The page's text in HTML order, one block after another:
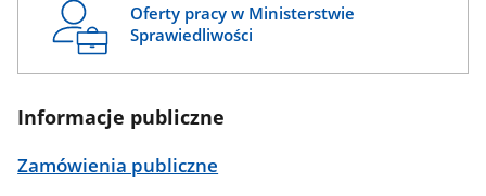
Oferty pracy w Ministerstwie
Sprawiedliwości
Informacje publiczne
Zamówienia publiczne